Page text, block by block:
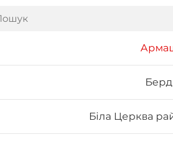
Біла Церква